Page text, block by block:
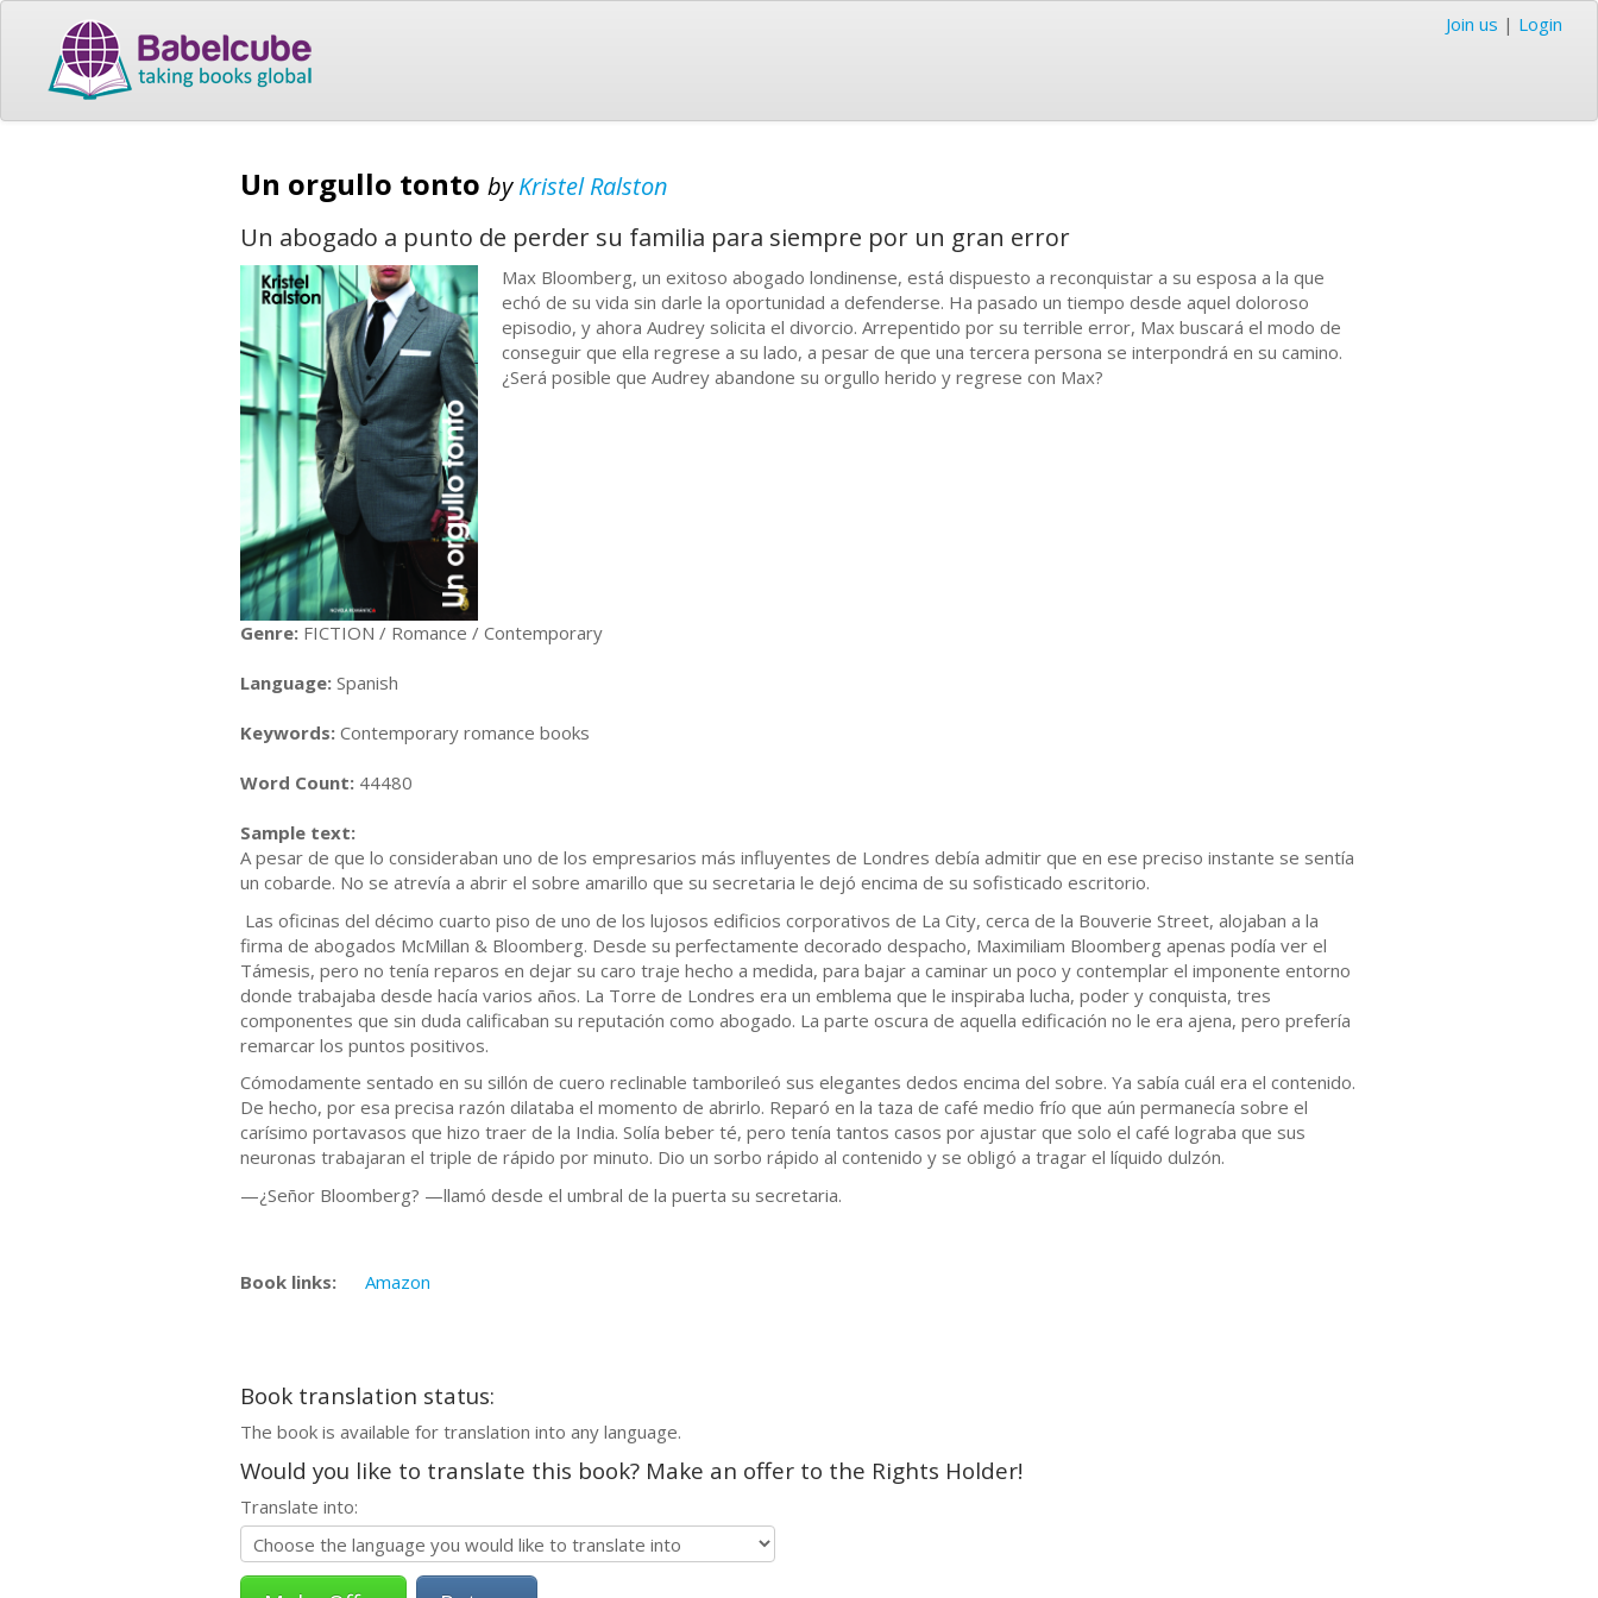
Join us | Login
Un orgullo tonto byKristel Ralston
Un abogado a punto de perder su familia para siempre por un gran error
Max Bloomberg, un exitoso abogado londinense, está dispuesto a reconquistar a su esposa a la que
echó de su vida sin darle la oportunidad a defenderse. Ha pasado un tiempo desde aquel doloroso
episodio, y ahora Audrey solicita el divorcio. Arrepentido por su terrible error, Max buscará el modo de
conseguir que ella regrese a su lado, a pesar de que una tercera persona se interpondrá en su camino.
¿Será posible que Audrey abandone su orgullo herido y regrese con Max?
Genre: FICTION / Romance / Contemporary
Language: Spanish
Keywords: Contemporary romance books
Word Count: 44480
Sample text:
A pesar de que lo consideraban uno de los empresarios más influyentes de Londres debía admitir que en ese preciso instante se sentía
un cobarde. No se atrevía a abrir el sobre amarillo que su secretaria le dejó encima de su sofisticado escritorio.
Las oficinas del décimo cuarto piso de uno de los lujosos edificios corporativos de La City, cerca de la Bouverie Street, alojaban a la
firma de abogados McMillan & Bloomberg. Desde su perfectamente decorado despacho, Maximiliam Bloomberg apenas podía ver el
Támesis, pero no tenía reparos en dejar su caro traje hecho a medida, para bajar a caminar un poco y contemplar el imponente entorno
donde trabajaba desde hacía varios años. La Torre de Londres era un emblema que le inspiraba lucha, poder y conquista, tres
componentes que sin duda calificaban su reputación como abogado. La parte oscura de aquella edificación no le era ajena, pero prefería
remarcar los puntos positivos.
Cómodamente sentado en su sillón de cuero reclinable tamborileó sus elegantes dedos encima del sobre. Ya sabía cuál era el contenido.
De hecho, por esa precisa razón dilataba el momento de abrirlo. Reparó en la taza de café medio frío que aún permanecía sobre el
carísimo portavasos que hizo traer de la India. Solía beber té, pero tenía tantos casos por ajustar que solo el café lograba que sus
neuronas trabajaran el triple de rápido por minuto. Dio un sorbo rápido al contenido y se obligó a tragar el líquido dulzón.
—¿Señor Bloomberg? —llamó desde el umbral de la puerta su secretaria.​
Book links: Amazon
Book translation status:
The book is available for translation into any language.
Would you like to translate this book? Make an offer to the Rights Holder!
Translate into: